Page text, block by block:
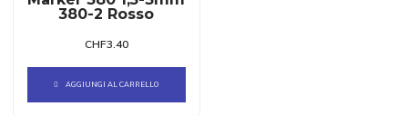
380-2 Rosso
CHF3.40
AGGIUNGI AL CARRELLO